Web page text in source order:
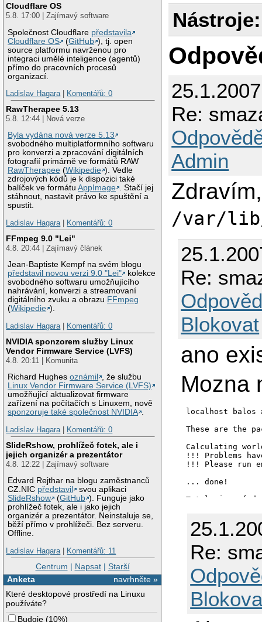
Cloudflare OS
5.8. 17:00 | Zajímavý software
Společnost Cloudflare představila
Cloudflare OS
(GitHub ), tj. open
source platformu navrženou pro
integraci umělé inteligence (agentů)
přímo do pracovních procesů
organizací.
Ladislav Hagara| Komentářů: 0
RawTherapee 5.13
5.8. 12:44 | Nová verze
Byla vydána nová verze 5.13
svobodného multiplatformního softwaru
pro konverzi a zpracování digitálních
fotografií primárně ve formátů RAW
RawTherapee (Wikipedie ). Vedle
zdrojových kódů je k dispozici také
balíček ve formátuAppImage . Stačí jej
stáhnout, nastavit právo ke spuštění a
spustit.
Ladislav Hagara| Komentářů: 0
FFmpeg 9.0 "Lei"
4.8. 20:44 | Zajímavý článek
Jean-Baptiste Kempf na svém blogu
představil novou verzi 9.0 "Lei"
kolekce
svobodného softwaru umožňujícího
nahrávání, konverzi a streamovaní
digitálního zvuku a obrazu FFmpeg
(Wikipedie ).
Ladislav Hagara| Komentářů: 0
NVIDIA sponzorem služby Linux
Vendor Firmware Service (LVFS)
4.8. 20:11 | Komunita
Richard Hughesoznámil
, že službu
Linux Vendor Firmware Service (LVFS)
umožňující aktualizovat firmware
zařízení na počítačích s Linuxem, nově
sponzoruje také společnost NVIDIA .
Ladislav Hagara| Komentářů: 0
SlideRshow, prohlížeč fotek, ale i
jejich organizér a prezentátor
4.8. 12:22 | Zajímavý software
Edvard Rejthar na blogu zaměstnanců
CZ.NIC představil
svou aplikaci
SlideRshow
(GitHub ). Funguje jako
prohlížeč fotek, ale i jako jejich
organizér a prezentátor. Neinstaluje se,
běží přímo v prohlížeči. Bez serveru.
Offline.
Ladislav Hagara| Komentářů: 11
Centrum | Napsat| Starší
navrhněte »
Anketa
Které desktopové prostředí na Linuxu
používáte?
Budgie (10%)
Nástroje:
Re:
Admin
/var/
Re:
Blokovat
ano
Mozna
localhost balos
These are the
Calculating
!!! Problems
!!! Please run
... done!
Total size of
Quitting.
localhost balos
Checking world
Re: